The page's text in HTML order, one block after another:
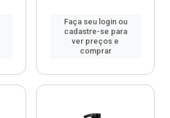
Faça seu login ou
cadastre-se para
ver preços e
comprar